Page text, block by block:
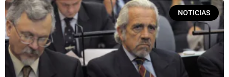
NOTICIAS